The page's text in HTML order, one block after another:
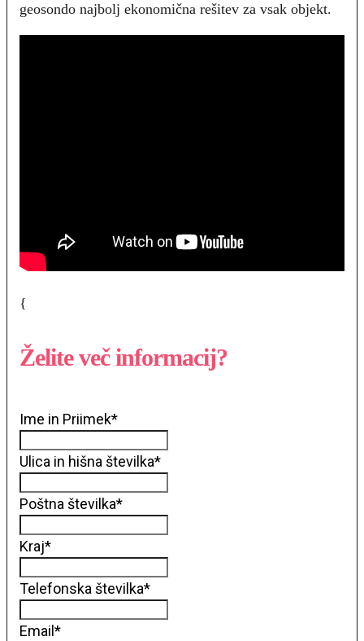
geosondo najbolj ekonomična rešitev za vsak objekt.
{
Želite več informacij?
Ime in Priimek*
Ulica in hišna številka*
Poštna številka*
Kraj*
Telefonska številka*
Email *